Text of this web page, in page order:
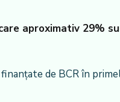
aproximativ 29%
de BCR în